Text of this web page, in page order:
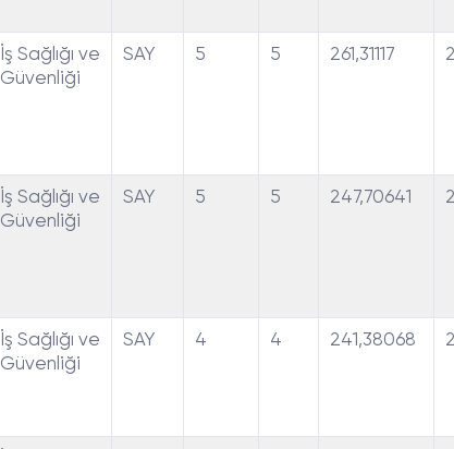
İş Sağlığı ve
Güvenliği
SAY 5 5 261,31117
İş Sağlığı ve
Güvenliği
SAY 5 5 247,70641
İş Sağlığı ve
Güvenliği
SAY 4 4 241,38068